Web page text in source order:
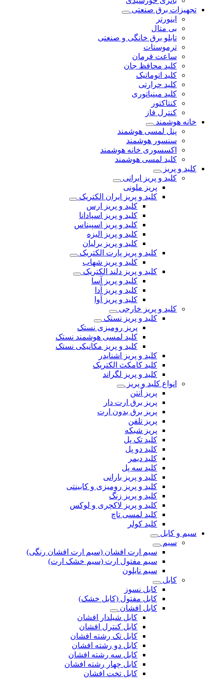
تجهیزات برق صنعتی
اینورتر
بی متال
تابلو برق خانگی و صنعتی
ترموستات
ساعت فرمان
کلید محافظ جان
کلید اتوماتیک
کلید حرارتی
کلید مینیاتوری
کنتاکتور
کنترل فاز
خانه هوشمند
پنل لمسی هوشمند
سنسور هوشمند
اکسسوری خانه هوشمند
کلید لمسی هوشمند
کلید و پریز
کلید و پریز ایرانی
پریز ملونی
کلید و پریز ایران الکتریک
کلید و پریز ارس
کلید و پریز اسپادانا
کلید و پریز اسپیناس
کلید و پریز الیزه
کلید و پریز برلیان
کلید و پریز پارت الکتریک
کلید و پریز شهاب
کلید و پریز دلند الکتریک
کلید و پریز آسا
کلید و پریز آدا
کلید و پریز آوا
کلید و پریز خارجی
کلید و پریز نستک
پریز رومیزی نستک
کلید لمسی هوشمند نستک
کلید و پریز مکانیکی نستک
کلید و پریز اشنایدر
کلید کامکث الکتریک
کلید و پریز لگراند
انواع کلید و پریز
پریز آنتن
پریز برق ارت دار
پریز برق بدون ارت
پریز تلفن
پریز شبکه
کلید تک پل
کلید دو پل
کلید دیمر
کلید سه پل
کلید و پریز بارانی
کلید و پریز رومیزی و کابینتی
کلید و پریز زنگ
کلید و پریز لاکچری و لوکس
کلید لمسی تاچ
کلید کولر
سیم و کابل
سیم
سیم ارت افشان (سیم ارت افشان رنگی)
سیم مفتول ارت (سیم خشک ارت)
سیم نایلون
کابل
کابل نسوز
کابل مفتول (کابل خشک)
کابل افشان
کابل شیلدار افشان
کابل کنترل افشان
کابل تک رشته افشان
کابل دو رشته افشان
کابل سه رشته افشان
کابل چهار رشته افشان
کابل تخت افشان